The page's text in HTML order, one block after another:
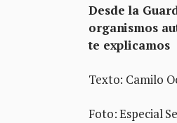
Desde la
organismos
te explicamos
Texto: Camilo
Foto: Especial